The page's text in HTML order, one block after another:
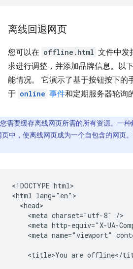
离线回退网页
您可以在 offline.html 文件中发
求进行调整，并添加品牌信息。以
能情况。 它演示了基于按钮按下的
于 online 事件和定期服务器轮询
您需要缓存离线网页所需的所有资源。一
页中，使离线网页成为一个自包含的网页
<!DOCTYPE html>
<html lang="en">
  <head>
    <meta charset="utf-8" />
<meta http-equiv="X-UA-
<meta name="viewport"
<title>You are offline</